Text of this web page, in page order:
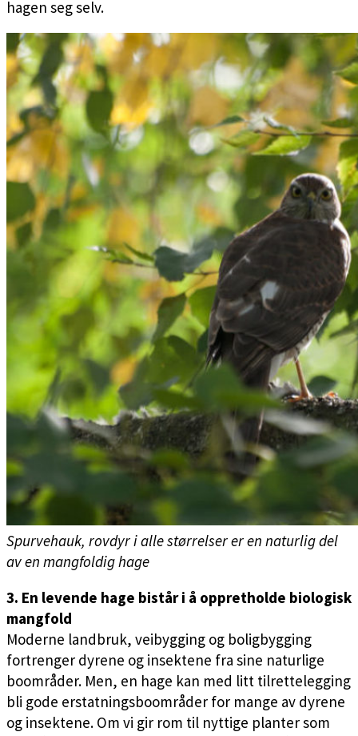
hagen seg selv.
Spurvehauk, rovdyr i alle størrelser er en naturlig del
av en mangfoldig hage
3. En levende hage bistår i å oppretholde biologisk
mangfold
Moderne landbruk, veibygging og boligbygging
fortrenger dyrene og insektene fra sine naturlige
boområder. Men, en hage kan med litt tilrettelegging
bli gode erstatningsboområder for mange av dyrene
og insektene. Om vi gir rom til nyttige planter som